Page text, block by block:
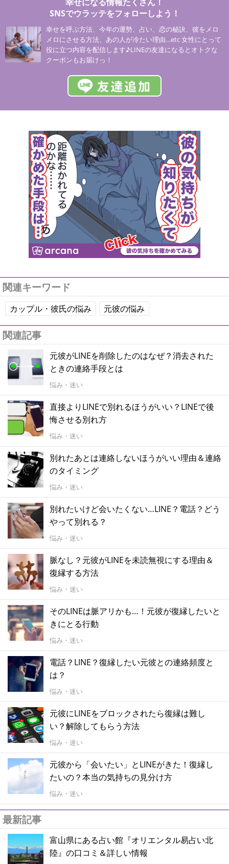
SNSでウラッテをフォローしよう！
幸せを呼ぶ方法、今年の運勢、占い、恋の秘訣、彼をメロ
メロにさせる方法、あの人が冷たい理由…etc 女性にとって
役に立つ内容を配信します♪LINEの友達になるとオトクな
クーポンもお届けっ！
関連キーワード
カップル・彼氏の悩み 元彼の悩み
関連記事
元彼がLINEを削除したのはなぜ？消去された
ときの連絡手段とは
悩み・迷い
直接よりLINEで別れるほうがいい？LINEで後
悔させる別れ方
悩み・迷い
別れたあとは連絡しないほうがいい理由＆連絡
のタイミング
悩み・迷い
別れたいけど会いたくない…LINE？電話？どう
やって別れる？
悩み・迷い
脈なし？元彼がLINEを未読無視にする理由＆
復縁する方法
悩み・迷い
そのLINEは脈アリかも…！元彼が復縁したいと
きにとる行動
悩み・迷い
電話？LINE？復縁したい元彼との連絡頻度と
は？
悩み・迷い
元彼にLINEをブロックされたら復縁は難し
い？解除してもらう方法
悩み・迷い
元彼から「会いたい」とLINEがきた！復縁し
たいの？本当の気持ちの見分け方
悩み・迷い
最新記事
富山県にある占い館『オリエンタル易占い北
陸』の口コミ＆詳しい情報